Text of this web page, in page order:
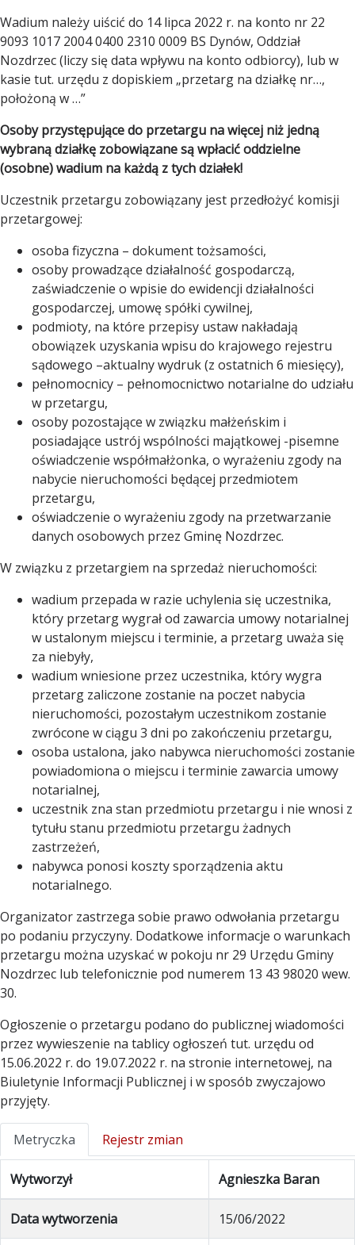
Wadium należy uiścić do 14 lipca 2022 r. na konto nr 22
9093 1017 2004 0400 2310 0009 BS Dynów, Oddział
Nozdrzec (liczy się data wpływu na konto odbiorcy), lub w
kasie tut. urzędu z dopiskiem „przetarg na działkę nr…,
położoną w …”
Osoby przystępujące do przetargu na więcej niż jedną
wybraną działkę zobowiązane są wpłacić oddzielne
(osobne) wadium na każdą z tych działek!
Uczestnik przetargu zobowiązany jest przedłożyć komisji
przetargowej:
osoba fizyczna – dokument tożsamości,
osoby prowadzące działalność gospodarczą,
zaświadczenie o wpisie do ewidencji działalności
gospodarczej, umowę spółki cywilnej,
podmioty, na które przepisy ustaw nakładają
obowiązek uzyskania wpisu do krajowego rejestru
sądowego –aktualny wydruk (z ostatnich 6 miesięcy),
pełnomocnicy – pełnomocnictwo notarialne do udziału
w przetargu,
osoby pozostające w związku małżeńskim i
posiadające ustrój wspólności majątkowej -pisemne
oświadczenie współmałżonka, o wyrażeniu zgody na
nabycie nieruchomości będącej przedmiotem
przetargu,
oświadczenie o wyrażeniu zgody na przetwarzanie
danych osobowych przez Gminę Nozdrzec.
W związku z przetargiem na sprzedaż nieruchomości:
wadium przepada w razie uchylenia się uczestnika,
który przetarg wygrał od zawarcia umowy notarialnej
w ustalonym miejscu i terminie, a przetarg uważa się
za niebyły,
wadium wniesione przez uczestnika, który wygra
przetarg zaliczone zostanie na poczet nabycia
nieruchomości, pozostałym uczestnikom zostanie
zwrócone w ciągu 3 dni po zakończeniu przetargu,
osoba ustalona, jako nabywca nieruchomości zostanie
powiadomiona o miejscu i terminie zawarcia umowy
notarialnej,
uczestnik zna stan przedmiotu przetargu i nie wnosi z
tytułu stanu przedmiotu przetargu żadnych
zastrzeżeń,
nabywca ponosi koszty sporządzenia aktu
notarialnego.
Organizator zastrzega sobie prawo odwołania przetargu
po podaniu przyczyny. Dodatkowe informacje o warunkach
przetargu można uzyskać w pokoju nr 29 Urzędu Gminy
Nozdrzec lub telefonicznie pod numerem 13 43 98020 wew.
30.
Ogłoszenie o przetargu podano do publicznej wiadomości
przez wywieszenie na tablicy ogłoszeń tut. urzędu od
15.06.2022 r. do 19.07.2022 r. na stronie internetowej, na
Biuletynie Informacji Publicznej i w sposób zwyczajowo
przyjęty.
Metryczka Rejestr zmian
Wytworzył Agnieszka Baran
Data wytworzenia 15/06/2022